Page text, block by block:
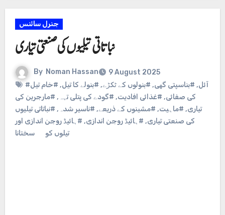
جنرل سائنس
نباتاتی تیلیوں کی صنعتی تیاری
By Noman Hassan
9 August 2025
#آئل, #بناسپتی گھی, #بنولوں کے ٹکڑے, #بنولے کا تیل, #خام تیل
کی صفائی, #غذائی افادیت, #گودے کی پتلی تہہ , #مارجرین کی
تیاری, #ماہیت, #مشینوں کے ذریعے, #ناسیر شدہ , #نباتاتی تیلیوں
کی صنعتی تیاری, #ہائیڈ روجن اندازی, #ہائیڈ روجن اندازی اور
تیلوں کو سختانا